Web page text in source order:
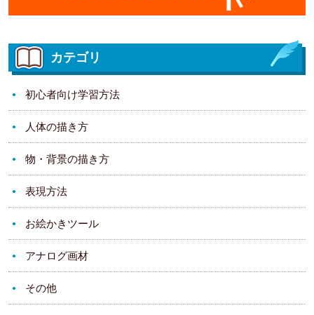
カテゴリ
初心者向け学習方法
人体の描き方
物・背景の描き方
表現方法
お絵かきツール
アナログ画材
その他